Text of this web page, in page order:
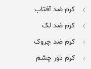
کرم ضد آفتاب
کرم ضد لک
کرم ضد چروک
کرم دور چشم